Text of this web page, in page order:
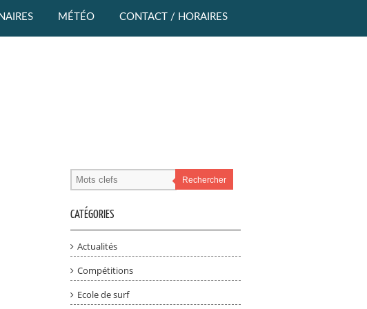
MÉTÉO CONTACT / HORAIRES
Rechercher
CATÉGORIES
Actualités
Compétitions
Ecole de surf